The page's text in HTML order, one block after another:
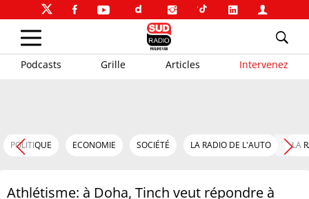
Podcasts Grille Articles Intervenez
POLITIQUE ECONOMIE SOCIÉTÉ LA RADIO DE L'AUTO LA
Athlétisme: à Doha, Tinch veut répondre à